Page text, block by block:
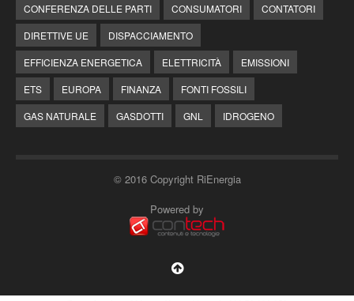
CONFERENZA DELLE PARTI
CONSUMATORI
CONTATORI
DIRETTIVE UE
DISPACCIAMENTO
EFFICIENZA ENERGETICA
ELETTRICITÀ
EMISSIONI
ETS
EUROPA FINANZA
FONTI FOSSILI
GAS NATURALE
GASDOTTI GNL IDROGENO
© 2016 Copyright RiEnergia
Powered by